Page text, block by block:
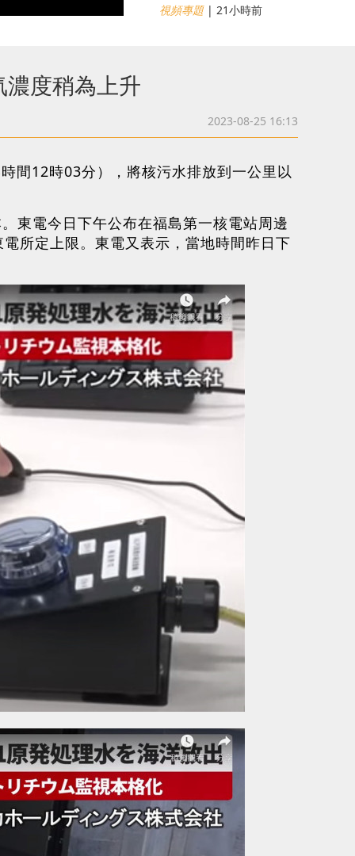
視頻專題| 21小時前
度稍為上升
2023-08-25 16:13
間12時03分），將核污水排放到一公里以
東電今日下午公布在福島第一核電站周邊
所定上限。東電又表示，當地時間昨日下